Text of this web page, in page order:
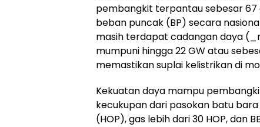
pembangkit terpantau sebesar
beban puncak (BP) secara
masih terdapat cadangan daya
mumpuni hingga 22 GW atau
memastikan suplai kelistrikan di
Kekuatan daya mampu
kecukupan dari pasokan batu
(HOP), gas lebih dari 30 HOP, dan